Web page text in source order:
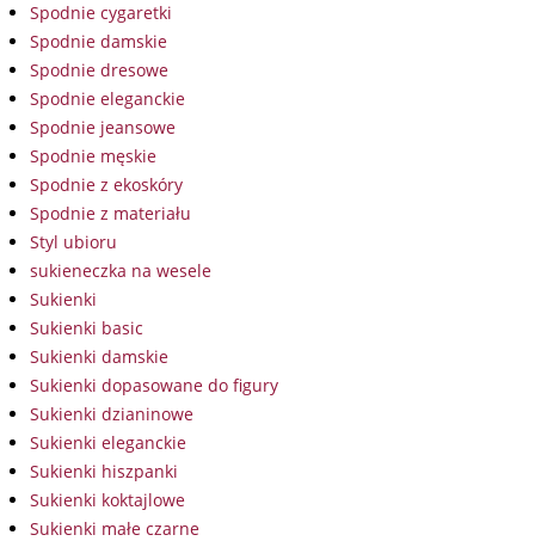
Spodnie cygaretki
Spodnie damskie
Spodnie dresowe
Spodnie eleganckie
Spodnie jeansowe
Spodnie męskie
Spodnie z ekoskóry
Spodnie z materiału
Styl ubioru
sukieneczka na wesele
Sukienki
Sukienki basic
Sukienki damskie
Sukienki dopasowane do figury
Sukienki dzianinowe
Sukienki eleganckie
Sukienki hiszpanki
Sukienki koktajlowe
Sukienki małe czarne